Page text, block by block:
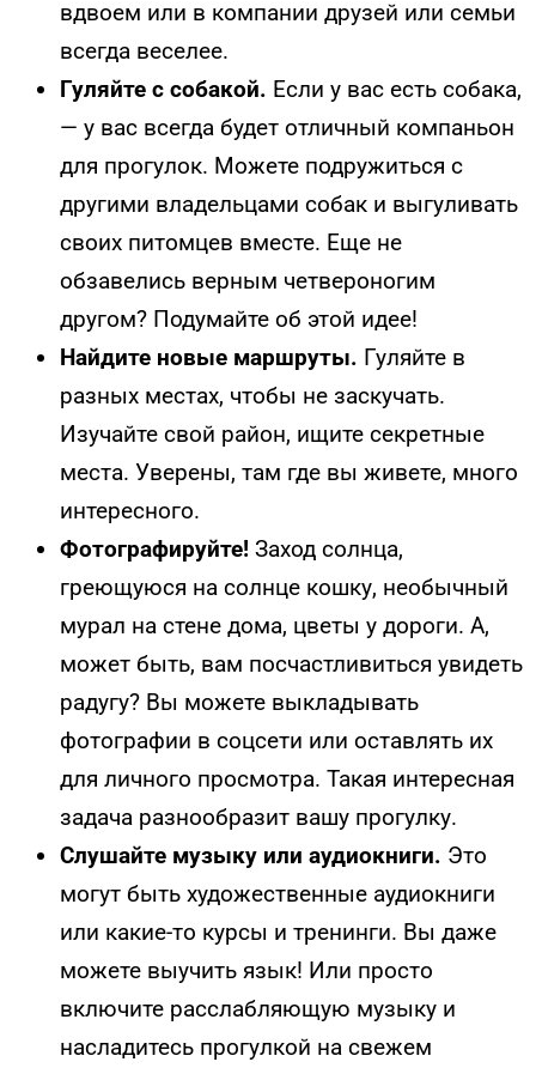
вдвоем или в компании друзей или семьи
всегда веселее.
Гуляйте с собакой. Если у вас есть собака,
— у вас всегда будет отличный компаньон
для прогулок. Можете подружиться с
другими владельцами собак и выгуливать
своих питомцев вместе. Еще не
обзавелись верным четвероногим
другом? Подумайте об этой идее!
Найдите новые маршруты. Гуляйте в
разных местах, чтобы не заскучать.
Изучайте свой район, ищите секретные
места. Уверены, там где вы живете, много
интересного.
Фотографируйте! Заход солнца,
греющуюся на солнце кошку, необычный
мурал на стене дома, цветы у дороги. А,
может быть, вам посчастливиться увидеть
радугу? Вы можете выкладывать
фотографии в соцсети или оставлять их
для личного просмотра. Такая интересная
задача разнообразит вашу прогулку.
Слушайте музыку или аудиокниги. Это
могут быть художественные аудиокниги
или какие-то курсы и тренинги. Вы даже
можете выучить язык! Или просто
включите расслабляющую музыку и
насладитесь прогулкой на свежем